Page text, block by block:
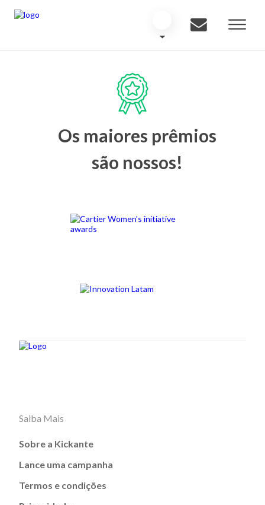
Os maiores prêmios
são nossos!
Saiba Mais
Sobre a Kickante
Lance uma campanha
Termos e condições